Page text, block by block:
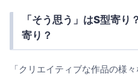
「そう思う」はS型寄
寄り？
「クリエイティブな作品の様